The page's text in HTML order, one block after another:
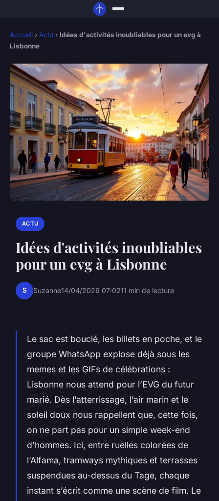
Accueil › Actu › Idées d'activités inoubliables pour un evg à
Lisbonne
ACTU
Idées d'activités inoubliables
pour un evg à Lisbonne
S Suzanne14/04/2026 07:0211 min de lecture
Le sac est bouclé, les billets en poche, et le
groupe WhatsApp explose déjà sous les
memes et les GIFs de célébrations :
Lisbonne nous attend pour l’EVG du futur
marié. Dès l’atterrissage, l’air marin et le
soleil doux nous rappellent que, cette fois,
on ne part pas pour un simple week-end
d’hommes. Ici, entre ruelles colorées de
l’Alfama, tramways mythiques et terrasses
suspendues au-dessus du Tage, chaque
instant s’écrit comme une scène de film. Le